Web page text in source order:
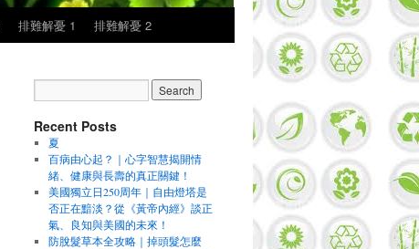
排難解憂 1 排難解憂 2
Recent Posts
夏
百病由心起？｜心字智慧揭開情
緒、健康與長壽的真正關鍵！
美國獨立日250周年｜自由燈塔是
否正在黯淡？從《黃帝內經》談正
氣、良知與美國的未來！
防脫髮草本全攻略｜掉頭髮怎麼